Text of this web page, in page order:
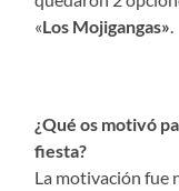
«Los Mojigangas»
¿Qué os motivó
fiesta?
La motivación fue